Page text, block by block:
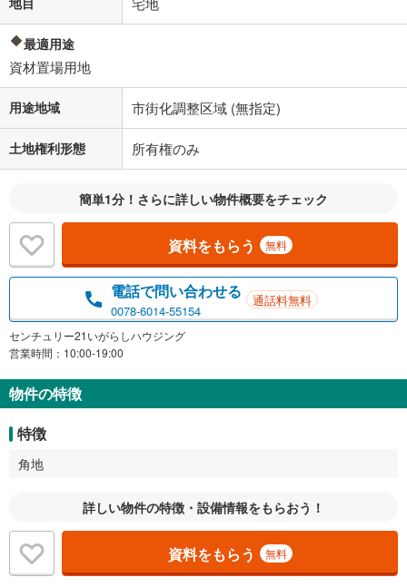
最適用途
資材置場用地
用途地域 市街化調整区域 (無指定)
土地権利形態 所有権のみ
簡単1分！さらに詳しい物件概要をチェック
資料をもらう 無料
電話で問い合わせる
0078-6014-55154
通話料無料
センチュリー21いがらしハウジング
営業時間：10:00-19:00
物件の特徴
特徴
角地
詳しい物件の特徴・設備情報をもらおう！
資料をもらう 無料